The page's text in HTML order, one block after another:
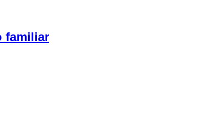
familiar